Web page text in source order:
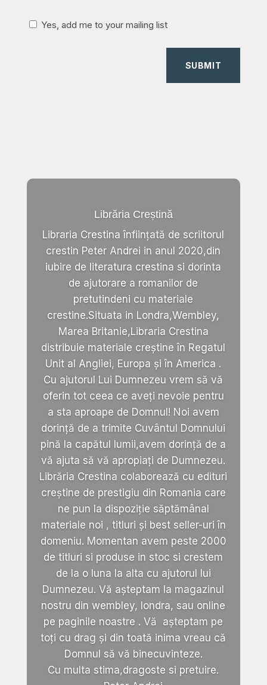
Yes, add me to your mailing list
SUBMIT
Librăria Creștină
Libraria Crestina înființată de scriitorul
crestin Peter Andrei in anul 2020,din
iubire de literatura crestina si dorinta
de ajutorare a romanilor de
pretutindeni cu materiale
crestine.Situata in Londra,Wembley,
Marea Britanie,Libraria Crestina
distribuie materiale creștine în Regatul
Unit al Angliei, Europa și în America .
Cu ajutorul Lui Dumnezeu vrem să vă
oferin tot ceea ce aveți nevoie pentru
a sta aproape de Domnul! Noi avem
dorință de a trimite Cuvântul Domnului
pină la capătul lumii,avem dorință de a
vă ajuta să vă apropiați de Dumnezeu.
Librăria Crestina colaborează cu edituri
creștine de prestigiu din Romania care
ne pun la dispoziție săptămânal
materiale noi , titluri și best seller-uri în
domeniu. Momentan avem peste 2000
de titluri si produse in stoc si crestem
de la o luna la alta cu ajutorul lui
Dumnezeu. Vă așteptam la magazinul
nostru din wembley, londra, sau online
pe paginile noastre . Vă așteptam pe
toți cu drag și din toată inima vreau că
Domnul să vă binecuvinteze.
Cu multa stima,dragoste si pretuire.